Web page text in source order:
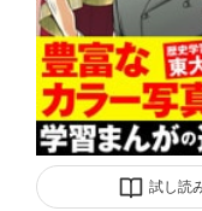
試し読